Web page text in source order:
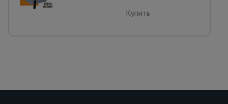
Купить